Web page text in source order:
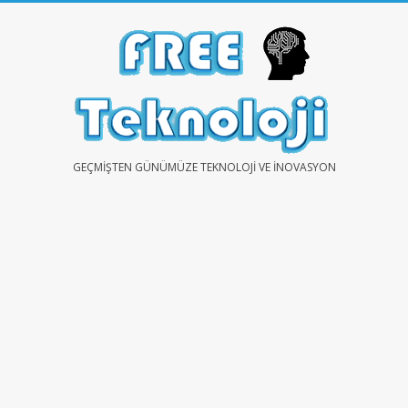
FREEGEÇMIŞTEN GÜNÜMÜZE TEKNOLOJI VE İNOVASYON